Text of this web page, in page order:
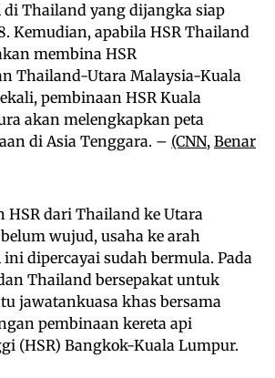
di Thailand yang dijangka siap
Kemudian, apabila HSR Thailand
membina HSR
Thailand-Utara Malaysia-Kuala
pembinaan HSR Kuala
akan melengkapkan peta
di Asia Tenggara. – (CNN, Benar
HSR dari Thailand ke Utara
wujud, usaha ke arah
dipercayai sudah bermula. Pada
Thailand bersepakat untuk
jawatankuasa khas bersama
pembinaan kereta api
(HSR) Bangkok-Kuala Lumpur.